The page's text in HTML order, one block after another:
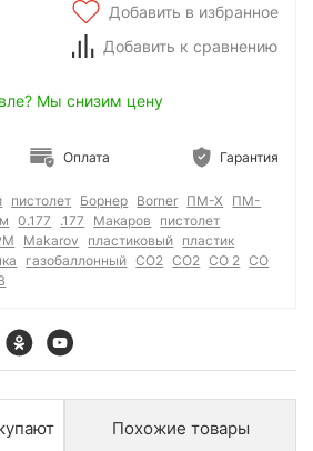
Добавить в избранное
Добавить к сравнению
Мы снизим цену
Оплата Гарантия
пистолет Борнер Borner ПМ-Х
ПМ-
0.177 .177 Макаров
пистолет
Makarov пластиковый пластик
газобаллонный СО2 CO2 СО 2 CO
Похожие товары